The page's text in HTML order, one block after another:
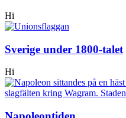
Hi
Sverige under 1800-talet
Hi